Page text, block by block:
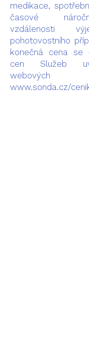
medikace,
časové
vzdálenosti
pohotovostního
konečná cena se
cen Služeb
webových
www.sonda.cz/